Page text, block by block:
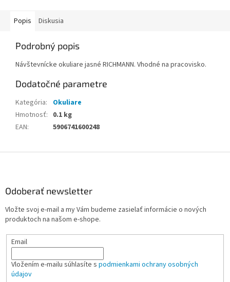
Popis Diskusia
Podrobný popis
Návštevnícke okuliare jasné RICHMANN. Vhodné na pracovisko.
Dodatočné parametre
Kategória:
Okuliare
Hmotnosť: 0.1 kg
EAN: 5906741600248
Odoberať newsletter
Vložte svoj e-mail a my Vám budeme zasielať informácie o nových
produktoch na našom e-shope.
Email
Vložením e-mailu súhlasíte s podmienkami ochrany osobných
údajov